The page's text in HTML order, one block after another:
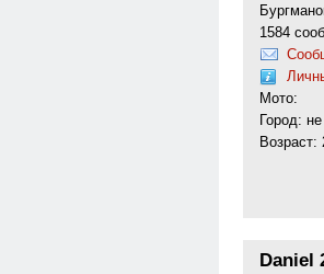
1584
Мото:
Город:
Возраст:
Daniel